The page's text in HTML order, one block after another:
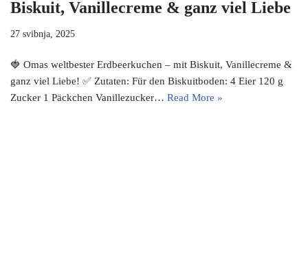
Biskuit, Vanillecreme & ganz viel Liebe
27 svibnja, 2025
🍓 Omas weltbester Erdbeerkuchen – mit Biskuit, Vanillecreme &
ganz viel Liebe! ✅ Zutaten: Für den Biskuitboden: 4 Eier 120 g
Zucker 1 Päckchen Vanillezucker… Read More »